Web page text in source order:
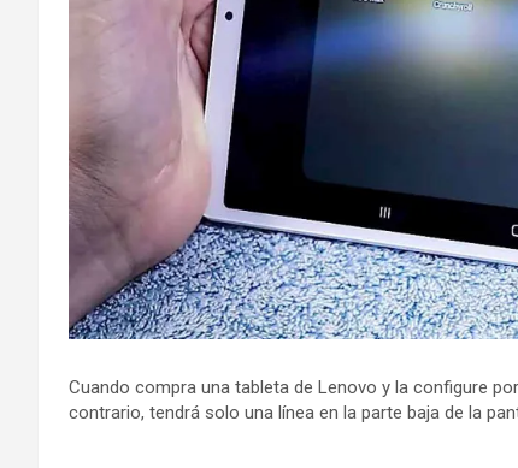
Cuando compra una tableta de Lenovo y la configure
contrario, tendrá solo una línea en la parte baja de la